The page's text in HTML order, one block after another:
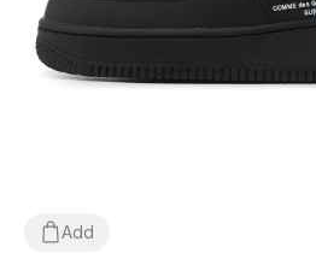
Add